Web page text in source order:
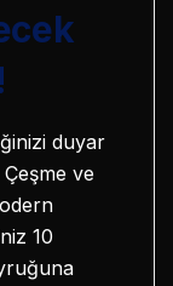
duyar
ve
10